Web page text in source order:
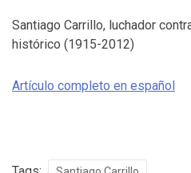
Santiago Carrillo, luchador
histórico (1915-2012)
Artículo completo en español